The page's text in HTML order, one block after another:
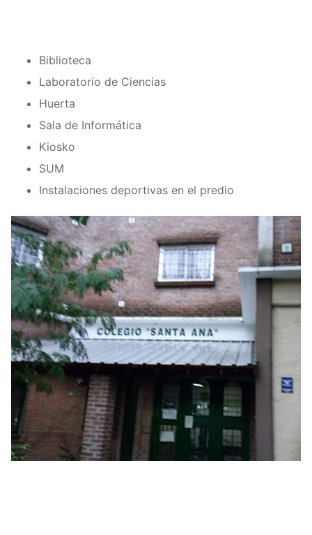
Biblioteca
Laboratorio de Ciencias
Huerta
Sala de Informática
Kiosko
SUM
Instalaciones deportivas en el predio